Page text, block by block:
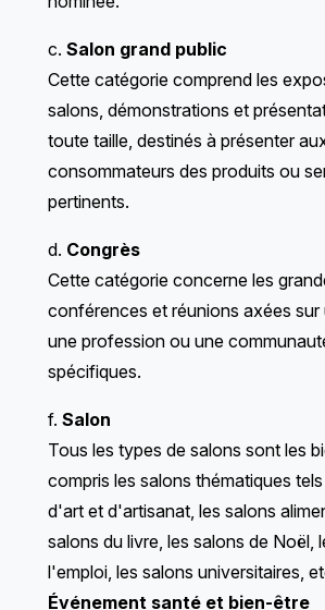
c. Salon grand public
Cette catégorie comprend les
salons, démonstrations et
toute taille, destinés à présenter
consommateurs des produits ou
pertinents.
d. Congrès
Cette catégorie concerne les
conférences et réunions axées sur
une profession ou une
spécifiques.
f. Salon
Tous les types de salons sont les
compris les salons thématiques
d'art et d'artisanat, les salons
salons du livre, les salons de Noël,
l'emploi, les salons universitaires,
Événement santé et bien-être